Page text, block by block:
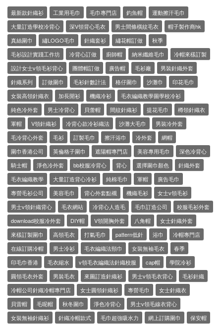
最新款針織衫 工業用毛巾 毛巾專門店 釣魚帽
運動擦汗毛巾
大量訂造學校冷背心
深V領背心毛衣 男士間條橫紋毛衣
帽子製作商hk
真絲圍巾
繡LOGO毛巾 針織套衫 繡花帽訂做
秋季
毛衫設計實踐工作坊
冷背心訂做 廚師帽 納米纖維毛巾
冷帽來樣訂製
設計女士v領毛衫背心
團體帽訂做 廣告帽 毛衫廠
男裝針織外套
針織系列
訂做圍巾 毛衫針數計法 格仔圍巾 沙灘巾
印花毛巾
女裝高領針織衣
加長開衫 機織冷衫
毛衣編織教學圖學校冷衫
純色冷外套
男士冷背心 貝蕾帽 間紋針織衫 提花毛巾
樽領針織衣
軍帽
V領針織衫 冷背心款冷衫織法 沙灘大毛巾
男裝冷外套
毛冷背心外套
毛衫 訂製毛巾 擦汗浴巾 冷外套
網帽
圍巾香港公司
英倫格子圍巾 遮陽帽專門店 美容專用毛巾
深色冷背心
騎士帽
淨色冷外套 bb校服冷背心 背心 選擇圍巾顏色
針織外套
毛衣編織教學
大量訂造背心冷衫 純棉毛巾 軍帽
廣告毛巾
專營毛衫公司
美容毛巾 背心外套點襯 機織毛衫
女士v領毛衫
男士v領針織背心
毛衣網站 冷背心人造毛 毛巾訂造公司
校服毛衫外套
download校服冷外套
DIY帽 V領開胸外套 八角帽
女士針織外套
來樣訂製圍巾
高領毛衣 打氣毛巾 pattern低針 浴巾
冷帽專門店
在線訂購冷帽
男士冷衫 毛衣編織法頸巾 女裝無袖毛衣
春季
印毛巾香港
毛衣縮水 v領毛衣編織法針織校服 cap帽
學院冷衫
圓領毛衣外套
男裝毛衣 來圖訂造針織衫 男士v領毛衣背心
毛衫針織
冷帽公司針織冷帽專門店
女士圓領針織衫 專營毛巾
女士針織衣
貝雷帽
毛呢帽 秋冬圍巾 淨色冷背心
男士v領毛線衣背心
女裝無袖針織衫
針織冷帽款式 毛巾超強吸水力 網上訂購圍巾
保安帽